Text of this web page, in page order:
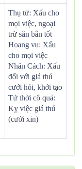
Thụ tử: Xấu cho
mọi việc, ngoại
trừ săn bắn tốt
Hoang vu: Xấu
cho mọi việc
Nhân Cách: Xấu
đối với giá thú
cưới hỏi, khởi tạo
Tứ thời cô quả:
Kỵ việc giá thú
(cưới xin)